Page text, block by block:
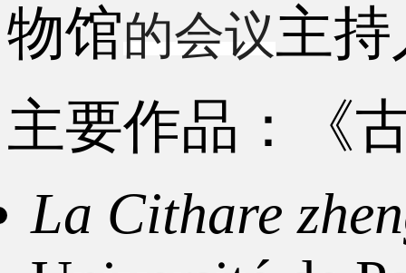
物馆的会议主持
主要作品：《
La Cithare